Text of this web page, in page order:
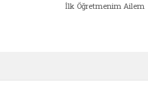
İlk Öğretmenim Ailem